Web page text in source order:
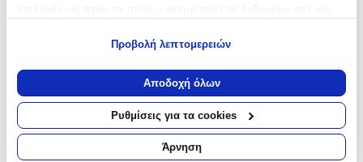
Να συλλέξουμε πληροφορίες σχετικά με τη γεωγραφική
σας τοποθεσία, οι οποίες μπορεί να είναι ακριβείς σε
απόσταση μερικών μέτρων
Να αναγνωρίσουμε τη συσκευή σας σαρώνοντας ενεργά
για συγκεκριμένα χαρακτηριστικά (δακτυλικό αποτύπωμα)
Προβολή λεπτομερειών
Αποδοχή όλων
Ρυθμίσεις για τα cookies
Άρνηση
Scans
Βασικά Χαρακτηριστικά
Περιοχή: